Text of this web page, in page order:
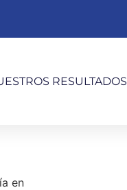
RESULTADOS
en